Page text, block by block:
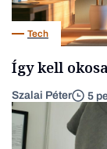
Tech
Így kell
Szalai Péter 5